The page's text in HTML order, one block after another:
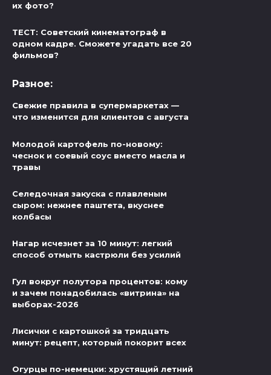
их фото?
ТЕСТ: Советский кинематограф в
одном кадре. Сможете угадать все 20
фильмов?
Разное:
Свежие правила в супермаркетах —
что изменится для клиентов с августа
Молодой картофель по-новому:
чеснок и соевый соус вместо масла и
травы
Селедочная закуска с плавленым
сыром: нежнее паштета, вкуснее
колбасы
Нагар исчезнет за 10 минут: легкий
способ отмыть кастрюли без усилий
Гул вокруг полутора процентов: кому
и зачем понадобилась «витрина» на
выборах-2026
Лисички с картошкой за тридцать
минут: рецепт, который покорит всех
Огурцы по-немецки: хрустящий летний